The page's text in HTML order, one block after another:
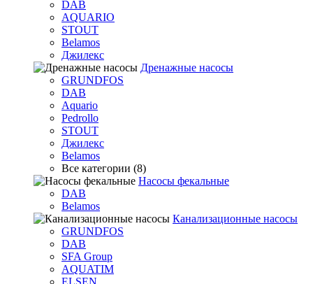
DAB
AQUARIO
STOUT
Belamos
Джилекс
Дренажные насосы
GRUNDFOS
DAB
Aquario
Pedrollo
STOUT
Джилекс
Belamos
Все категории (8)
Насосы фекальные
DAB
Belamos
Канализационные насосы
GRUNDFOS
DAB
SFA Group
AQUATIM
ELSEN